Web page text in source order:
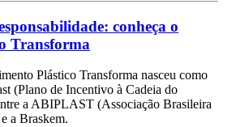
conheça o
Transforma
Plástico Transforma nasceu como
(Plano de Incentivo à Cadeia do
a ABIPLAST (Associação Brasileira
a Braskem.